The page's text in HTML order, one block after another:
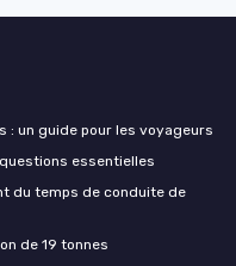
: un guide pour les voyageurs
essentielles
du temps de conduite de
de 19 tonnes